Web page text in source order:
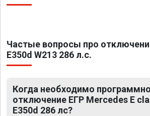
Частые вопросы про
E350d W213 286 л.с.
Когда необходимо
отключение ЕГР Mercedes E
E350d 286 лс?